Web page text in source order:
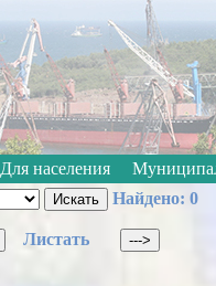
Размер шрифта: A A
Для населения
Найдено: 0
Листать